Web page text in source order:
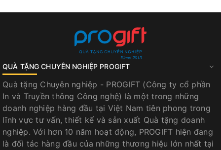
QUÀ TẶNG CHUYÊN NGHIỆP PROGIFT
Quà tặng Chuyên nghiệp - PROGIFT (Công ty cổ phần
In và Truyền thông Công nghệ) là một trong những
doanh nghiệp hàng đầu tại Việt Nam tiên phong trong
lĩnh vực tư vấn, thiết kế và sản xuất Quà tặng doanh
nghiệp. Với hơn 10 năm hoạt động, PROGIFT hiện đang
là đối tác hàng đầu của những thương hiệu lớn nhất tại